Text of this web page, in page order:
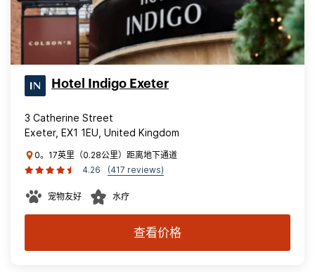
Hotel Indigo Exeter
3 Catherine Street
Exeter, EX1 1EU, United Kingdom
0。17英里（0.28公里）距离地下通道
4.26
(417 reviews)
宠物友好 水疗
查看价格